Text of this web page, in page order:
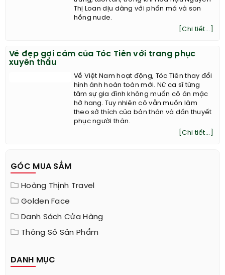
Thị Loan dịu dàng với phấn má và son
hồng nude.
[Chi tiết...]
Vẻ đẹp gợi cảm của Tóc Tiên với trang phục
xuyên thấu
Về Việt Nam hoạt động, Tóc Tiên thay đổi
hình ảnh hoàn toàn mới. Nữ ca sĩ từng
tâm sự gia đình không muốn cô ăn mặc
hở hang. Tuy nhiên cô vẫn muốn làm
theo sở thích của bản thân và dần thuyết
phục người thân.
[Chi tiết...]
GÓC MUA SẮM
Hoàng Thịnh Travel
Golden Face
Danh Sách Cửa Hàng
Thông Số Sản Phẩm
DANH MỤC